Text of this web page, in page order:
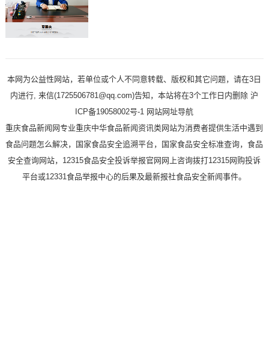
本网为公益性网站，若单位或个人不同意转载、版权和其它问题，请在3日
内进行, 来信(1725506781@qq.com)告知，本站将在3个工作日内删除 沪
ICP备19058002号-1 网站网址导航
重庆食品新闻网专业重庆中华食品新闻资讯类网站为消费者提供生活中遇到
食品问题怎么解决，国家食品安全追溯平台，国家食品安全标准查询，食品
安全查询网站，12315食品安全投诉举报官网网上咨询拨打12315网购投诉
平台或12331食品举报中心的后果及最新报社食品安全新闻事件。